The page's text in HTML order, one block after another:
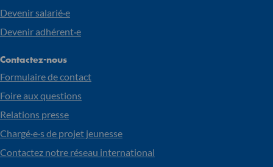
Devenir salarié·e
Devenir adhérent·e
Contactez-nous
Formulaire de contact
Foire aux questions
Relations presse
Chargé·e·s de projet jeunesse
Contactez notre réseau international